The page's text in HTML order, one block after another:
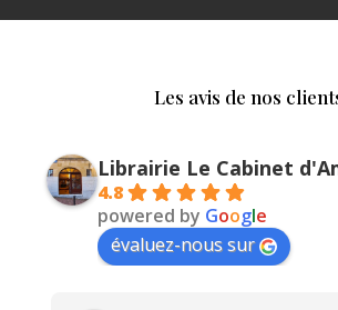
Les avis de nos
Librairie Le Cabinet
4.8
powered by Google
évaluez-nous sur